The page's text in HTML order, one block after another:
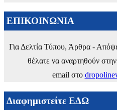
ΕΠΙΚΟΙΝΩΝΙΑ
Για Δελτία Τύπου, Άρθρα -
θέλατε να αναρτηθούν
email στο
Διαφημιστείτε ΕΔΩ